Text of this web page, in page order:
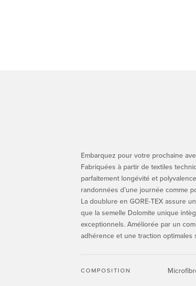
Embarquez pour votre prochaine
Fabriquées à partir de textiles
parfaitement longévité et
randonnées d’une journée comme
La doublure en GORE-TEX assure
que la semelle Dolomite unique
exceptionnels. Améliorée par un
adhérence et une traction
COMPOSITION